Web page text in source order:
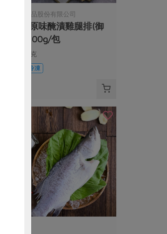
御正食品股份有限公司
經典原味醃漬雞腿排(御
正)-200g/包
200公克
冷凍